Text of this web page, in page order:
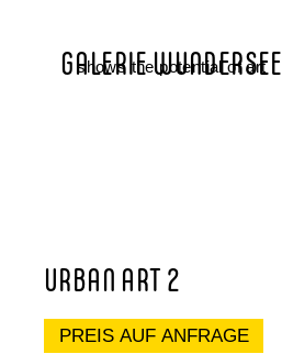
GALERIE WUNDERSEE
shows the potential of art
URBAN ART 2
PREIS AUF ANFRAGE